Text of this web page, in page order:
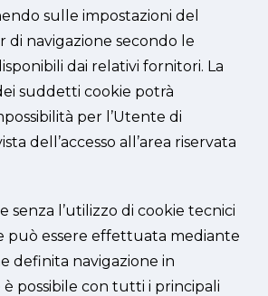
sulle impostazioni del
di navigazione secondo le
dai relativi fornitori. La
suddetti cookie potrà
per l’Utente di
dell’accesso all’area riservata
senza l’utilizzo di cookie tecnici
può essere effettuata mediante
definita navigazione in
possibile con tutti i principali